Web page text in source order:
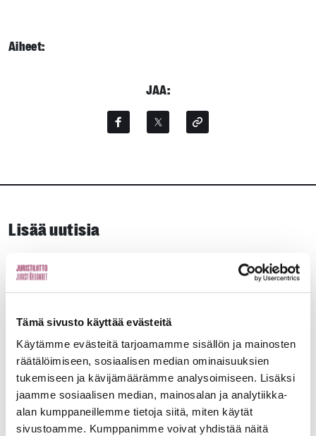
Tämä sivusto käyttää evästeitä
Käytämme evästeitä tarjoamamme sisällön ja mainosten
räätälöimiseen, sosiaalisen median ominaisuuksien
tukemiseen ja kävijämäärämme analysoimiseen. Lisäksi
jaamme sosiaalisen median, mainosalan ja analytiikka-
alan kumppaneillemme tietoja siitä, miten käytät
sivustoamme. Kumppanimme voivat yhdistää näitä
Aiheet:
JAA:
Lisää uutisia
Työmarkkinat
Uutiset 16.6.2026